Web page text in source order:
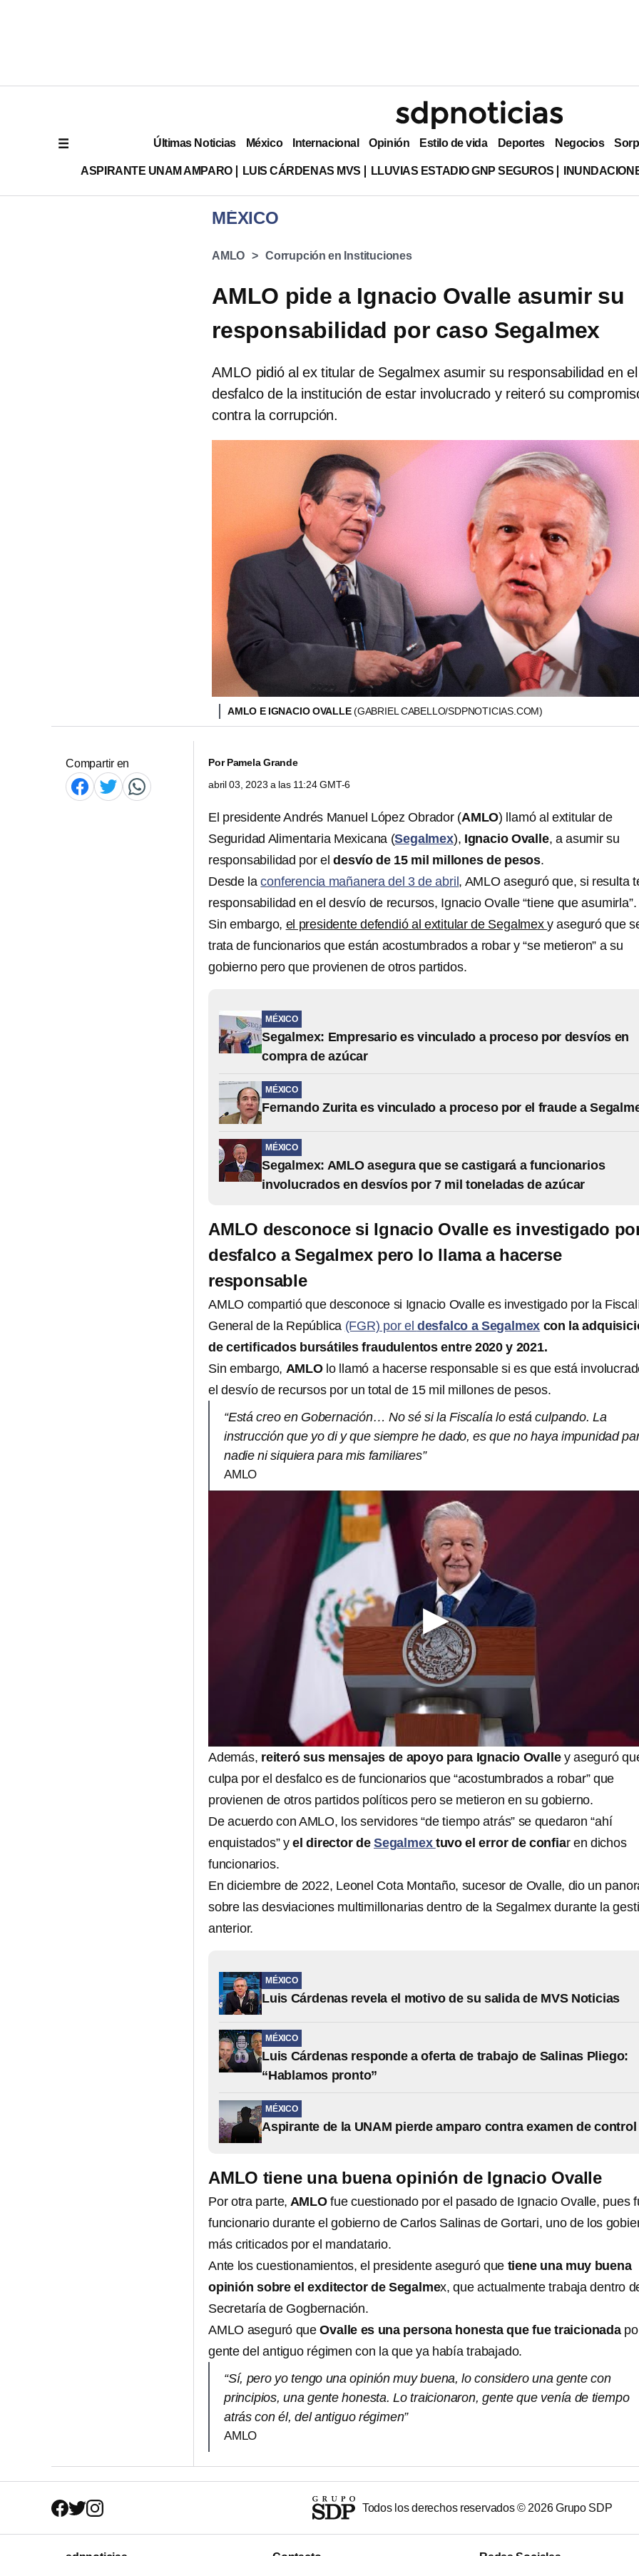
Últimas Noticias México Internacional Opinión Estilo de vida Deportes Negocios
ASPIRANTE UNAM AMPARO LUIS CÁRDENAS MVS LLUVIAS ESTADIO GNP SEGUROS
MÉXICO
AMLO Corrupción en Instituciones
AMLO pide a Ignacio Ovalle asumir su
responsabilidad por caso Segalmex
AMLO pidió al ex titular de Segalmex asumir su responsabilidad en el
desfalco de la institución de estar involucrado y reiteró su
contra la corrupción.
AMLO E IGNACIO OVALLE(GABRIEL CABELLO/SDPNOTICIAS.COM)
Compartir en PorPamela Grande
abril 03, 2023 a las 11:24 GMT-6
El presidente Andrés Manuel López Obrador (AMLO) llamó al extitular de
Seguridad Alimentaria Mexicana (Segalmex), Ignacio Ovalle, a asumir su
responsabilidad por el desvío de 15 mil millones de pesos.
Desde laconferencia mañanera del 3 de abril , AMLO aseguró que, si resulta
responsabilidad en el desvío de recursos, Ignacio Ovalle “tiene que asumirla”.
Sin embargo, el presidente defendió al extitular de Segalmexy aseguró que
trata de funcionarios que están acostumbrados a robar y “se metieron” a su
gobierno pero que provienen de otros partidos.
MÉXICO
Segalmex: Empresario es vinculado a proceso por desvíos en
compra de azúcar
MÉXICO
Fernando Zurita es vinculado a proceso por el fraude a
MÉXICO
Segalmex: AMLO asegura que se castigará a funcionarios
involucrados en desvíos por 7 mil toneladas de azúcar
AMLO desconoce si Ignacio Ovalle es investigado
desfalco a Segalmex pero lo llama a hacerse
responsable
AMLO compartió que desconoce si Ignacio Ovalle es investigado por la
General de la República (FGR) por el desfalco a Segalmex con la
de certificados bursátiles fraudulentos entre 2020 y 2021.
Sin embargo, AMLOlo llamó a hacerse responsable si es que está
el desvío de recursos por un total de 15 mil millones de pesos.
“Está creo en Gobernación… No sé si la Fiscalía lo está culpando. La
instrucción que yo di y que siempre he dado, es que no haya impunidad
nadie ni siquiera para mis familiares”
AMLO
Además, reiteró sus mensajes de apoyo para Ignacio Ovalley aseguró
culpa por el desfalco es de funcionarios que “acostumbrados a robar” que
provienen de otros partidos políticos pero se metieron en su gobierno.
De acuerdo con AMLO, los servidores “de tiempo atrás” se quedaron “ahí
enquistados” yel director deSegalmex tuvo el error de confiar en dichos
funcionarios.
En diciembre de 2022, Leonel Cota Montaño, sucesor de Ovalle, dio un
sobre las desviaciones multimillonarias dentro de la Segalmex durante la
anterior.
MÉXICO
Luis Cárdenas revela el motivo de su salida de MVS Noticias
MÉXICO
Luis Cárdenas responde a oferta de trabajo de Salinas Pliego:
“Hablamos pronto”
MÉXICO
Aspirante de la UNAM pierde amparo contra examen de control
AMLO tiene una buena opinión de Ignacio Ovalle
Por otra parte, AMLOfue cuestionado por el pasado de Ignacio Ovalle, pues
funcionario durante el gobierno de Carlos Salinas de Gortari, uno de los
más criticados por el mandatario.
Ante los cuestionamientos, el presidente aseguró que tiene una muy buena
opinión sobre el exditector de Segalmex, que actualmente trabaja dentro
Secretaría de Gogbernación.
AMLO aseguró que Ovalle es una persona honesta que fue traicionada
gente del antiguo régimen con la que ya había trabajado.
“Sí, pero yo tengo una opinión muy buena, lo considero una gente con
principios, una gente honesta. Lo traicionaron, gente que venía de tiempo
atrás con él, del antiguo régimen”
AMLO
Todos los derechos reservados © 2026Grupo SDP